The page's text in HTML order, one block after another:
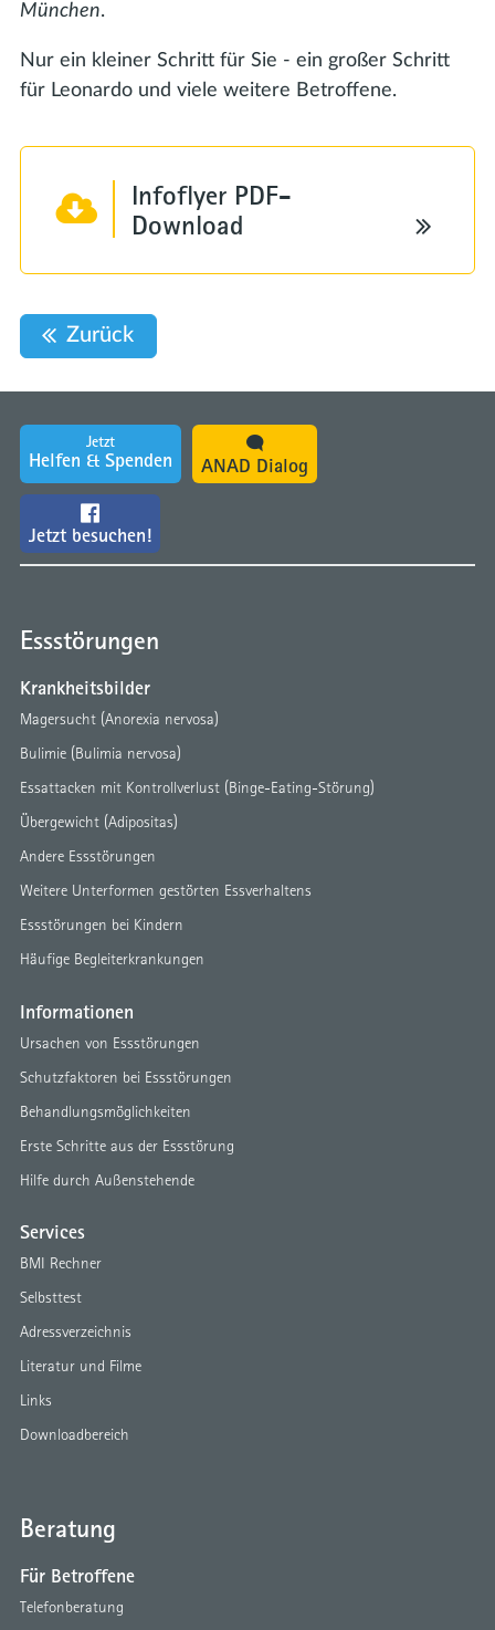
München.
Nur ein kleiner Schritt für Sie - ein großer Schritt
für Leonardo und viele weitere Betroffene.
Infoflyer PDF-
Download
Zurück
Jetzt
Helfen & Spenden ANAD Dialog
Jetzt besuchen!
Essstörungen
Krankheitsbilder
Magersucht (Anorexia nervosa)
Bulimie (Bulimia nervosa)
Essattacken mit Kontrollverlust (Binge-Eating-Störung)
Übergewicht (Adipositas)
Andere Essstörungen
Weitere Unterformen gestörten Essverhaltens
Essstörungen bei Kindern
Häufige Begleiterkrankungen
Informationen
Ursachen von Essstörungen
Schutzfaktoren bei Essstörungen
Behandlungsmöglichkeiten
Erste Schritte aus der Essstörung
Hilfe durch Außenstehende
Services
BMI Rechner
Selbsttest
Adressverzeichnis
Literatur und Filme
Links
Downloadbereich
Beratung
Für Betroffene
Telefonberatung